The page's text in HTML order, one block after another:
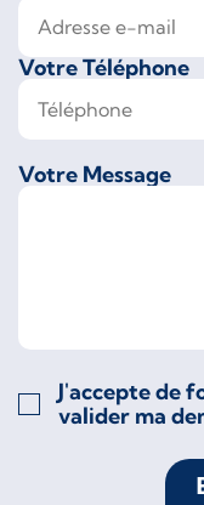
Votre Téléphone
Votre Message
J'accepte de
valider ma